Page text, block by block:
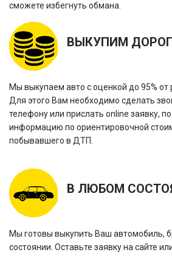
сможете избегнуть обмана.
ВЫКУПИМ
Мы выкупаем авто с оценкой до 95% от
Для этого Вам необходимо сделать
телефону или прислать online заявку,
информацию по ориентировочной
побывавшего в ДТП.
В ЛЮБОМ
Мы готовы выкупить Ваш автомобиль,
состоянии. Оставьте заявку на сайте